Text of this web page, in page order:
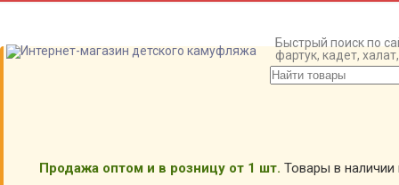
Быстрый поиск по
фартук, кадет,
Продажа оптом и в розницу от 1 шт. Товары в наличии